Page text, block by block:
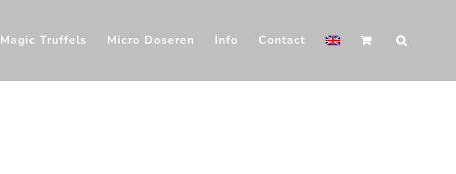
Magic Truffels Micro Doseren Info Contact